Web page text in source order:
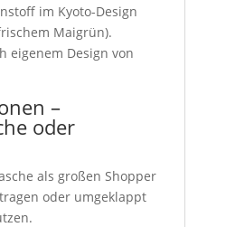
im Kyoto-Design
Maigrün).
eigenem Design von
–
oder
als großen Shopper
oder umgeklappt